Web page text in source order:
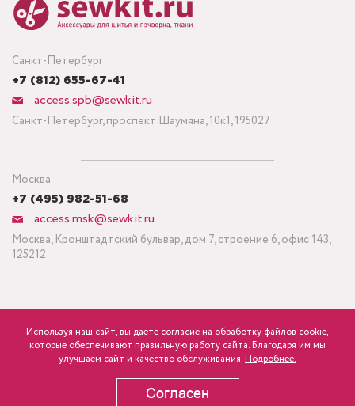
розница Минимальный заказ ткани от 3 метров
В КОРЗИНУ
Санкт-Петербург
+7 (812) 655-67-41
access.spb@sewkit.ru
Санкт-Петербург, проспект Шаумяна, 10к1, 195027
Москва
+7 (495) 982-51-68
access.msk@sewkit.ru
Москва, Кронштадтский бульвар, дом 7, строение 6, офис 143,
125212
Copyright © 1995-2026 SEWKIT.RU
Политика конфиденциальности
ПОДПИСАТЬСЯ НА НОВОСТИ
Используя наш сайт, вы даете согласие на обработку файлов cookie,
которые обеспечивают правильную работу сайта. Благодаря им мы
улучшаем сайт и качество обслуживания. Подробнее.
Согласен